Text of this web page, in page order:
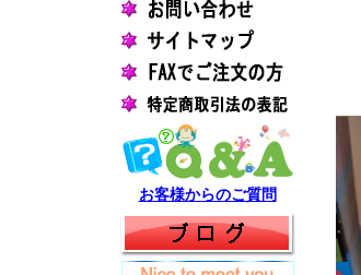
お客様からのご質問